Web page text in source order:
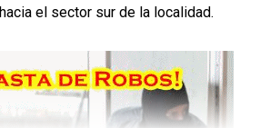
el sector sur de la localidad.